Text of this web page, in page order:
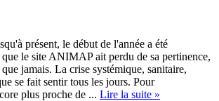
présent, le début de l'année a été
le site ANIMAP ait perdu de sa pertinence,
jamais. La crise systémique, sanitaire,
se fait sentir tous les jours. Pour
plus proche de ... Lire la suite »